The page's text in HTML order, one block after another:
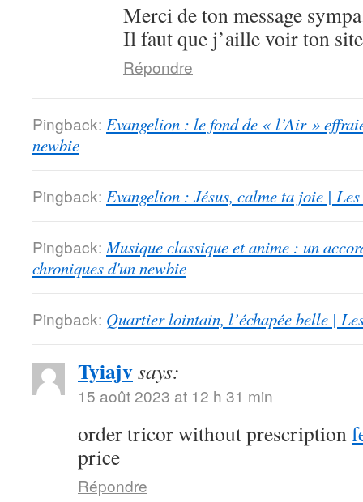
Merci de ton message
Il faut que j’aille voir ton
Répondre
Pingback: Evangelion : le fond de « l’Air »
newbie
Pingback: Evangelion : Jésus, calme ta joie |
Pingback: Musique classique et anime : un
chroniques d'un newbie
Pingback: Quartier lointain, l’échapée belle |
Tyiajvsays:
15 août 2023 at 12 h 31 min
order tricor without prescription
price
Répondre